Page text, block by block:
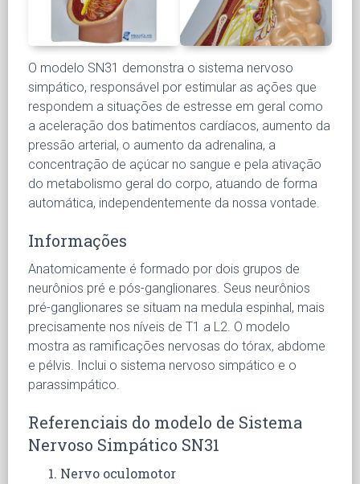
O modelo SN31 demonstra o sistema nervoso
simpático, responsável por estimular as ações que
respondem a situações de estresse em geral como
a aceleração dos batimentos cardíacos, aumento da
pressão arterial, o aumento da adrenalina, a
concentração de açúcar no sangue e pela ativação
do metabolismo geral do corpo, atuando de forma
automática, independentemente da nossa vontade.
Informações
Anatomicamente é formado por dois grupos de
neurônios pré e pós-ganglionares. Seus neurônios
pré-ganglionares se situam na medula espinhal, mais
precisamente nos níveis de T1 a L2. O modelo
mostra as ramificações nervosas do tórax, abdome
e pélvis. Inclui o sistema nervoso simpático e o
parassimpático.
Referenciais do modelo de Sistema
Nervoso Simpático SN31
Nervo oculomotor